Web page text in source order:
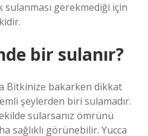
sulanması gerekmediği için
bir sulanır?
Bitkinize bakarken dikkat
şeylerden biri sulamadır.
sularsanız ömrünü
sağlıklı görünebilir. Yucca